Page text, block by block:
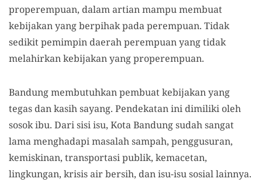
properempuan, dalam artian mampu membuat
kebijakan yang berpihak pada perempuan. Tidak
sedikit pemimpin daerah perempuan yang tidak
melahirkan kebijakan yang properempuan.
Bandung membutuhkan pembuat kebijakan yang
tegas dan kasih sayang. Pendekatan ini dimiliki oleh
sosok ibu. Dari sisi isu, Kota Bandung sudah sangat
lama menghadapi masalah sampah, penggusuran,
kemiskinan, transportasi publik, kemacetan,
lingkungan, krisis air bersih, dan isu-isu sosial lainnya.